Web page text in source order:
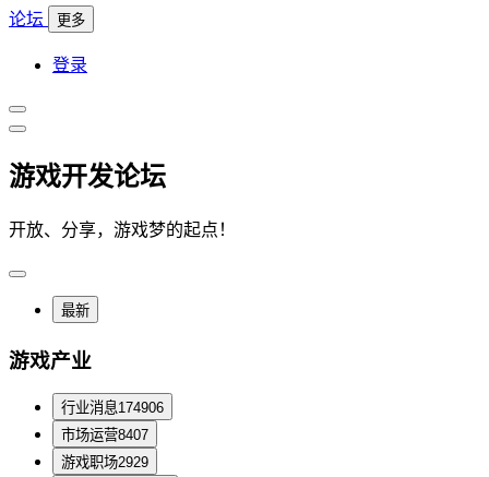
论坛 更多
登录
游戏开发论坛
开放、分享，游戏梦的起点！
最新
游戏产业
行业消息174906
市场运营8407
游戏职场2929